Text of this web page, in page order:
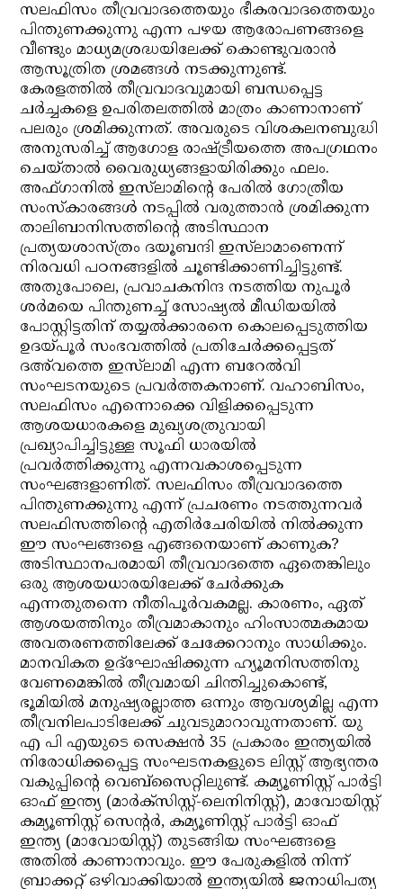
സലഫിസം തീവ്രവാദത്തെയും ഭീകരവാദത്തെയും
പിന്തുണക്കുന്നു എന്ന പഴയ ആരോപണങ്ങളെ
വീണ്ടും മാധ്യമശ്രദ്ധയിലേക്ക് കൊണ്ടുവരാന്‍
ആസൂത്രിത ശ്രമങ്ങള്‍ നടക്കുന്നുണ്ട്.
കേരളത്തില്‍ തീവ്രവാദവുമായി ബന്ധപ്പെട്ട
ചര്‍ച്ചകളെ ഉപരിതലത്തില്‍ മാത്രം കാണാനാണ്
പലരും ശ്രമിക്കുന്നത്. അവരുടെ വിശകലനബുദ്ധി
അനുസരിച്ച് ആഗോള രാഷ്ട്രീയത്തെ അപഗ്രഥനം
ചെയ്താല്‍ വൈരുധ്യങ്ങളായിരിക്കും ഫലം.
അഫ്ഗാനില്‍ ഇസ്‌ലാമിന്റെ പേരില്‍ ഗോത്രീയ
സംസ്‌കാരങ്ങള്‍ നടപ്പില്‍ വരുത്താന്‍ ശ്രമിക്കുന്ന
താലിബാനിസത്തിന്റെ അടിസ്ഥാന
പ്രത്യയശാസ്ത്രം ദയൂബന്ദി ഇസ്‌ലാമാണെന്ന്
നിരവധി പഠനങ്ങളില്‍ ചൂണ്ടിക്കാണിച്ചിട്ടുണ്ട്.
അതുപോലെ, പ്രവാചകനിന്ദ നടത്തിയ നുപൂര്‍
ശര്‍മയെ പിന്തുണച്ച് സോഷ്യല്‍ മീഡിയയില്‍
പോസ്റ്റിട്ടതിന് തയ്യല്‍ക്കാരനെ കൊലപ്പെടുത്തിയ
ഉദയ്പൂര്‍ സംഭവത്തില്‍ പ്രതിചേര്‍ക്കപ്പെട്ടത്
ദഅ്‌വത്തെ ഇസ്‌ലാമി എന്ന ബറേല്‍വി
സംഘടനയുടെ പ്രവര്‍ത്തകനാണ്. വഹാബിസം,
സലഫിസം എന്നൊക്കെ വിളിക്കപ്പെടുന്ന
ആശയധാരകളെ മുഖ്യശത്രുവായി
പ്രഖ്യാപിച്ചിട്ടുള്ള സൂഫി ധാരയില്‍
പ്രവര്‍ത്തിക്കുന്നു എന്നവകാശപ്പെടുന്ന
സംഘങ്ങളാണിത്. സലഫിസം തീവ്രവാദത്തെ
പിന്തുണക്കുന്നു എന്ന് പ്രചരണം നടത്തുന്നവര്‍
സലഫിസത്തിന്റെ എതിര്‍ചേരിയില്‍ നില്‍ക്കുന്ന
ഈ സംഘങ്ങളെ എങ്ങനെയാണ് കാണുക?
അടിസ്ഥാനപരമായി തീവ്രവാദത്തെ ഏതെങ്കിലും
ഒരു ആശയധാരയിലേക്ക് ചേര്‍ക്കുക
എന്നതുതന്നെ നീതിപൂര്‍വകമല്ല. കാരണം, ഏത്
ആശയത്തിനും തീവ്രമാകാനും ഹിംസാത്മകമായ
അവതരണത്തിലേക്ക് ചേക്കേറാനും സാധിക്കും.
മാനവികത ഉദ്‌ഘോഷിക്കുന്ന ഹ്യൂമനിസത്തിനു
വേണമെങ്കില്‍ തീവ്രമായി ചിന്തിച്ചുകൊണ്ട്,
ഭൂമിയില്‍ മനുഷ്യരല്ലാത്ത ഒന്നും ആവശ്യമില്ല എന്ന
തീവ്രനിലപാടിലേക്ക് ചുവടുമാറാവുന്നതാണ്. യു
എ പി എയുടെ സെക്ഷന്‍ 35 പ്രകാരം ഇന്ത്യയില്‍
നിരോധിക്കപ്പെട്ട സംഘടനകളുടെ ലിസ്റ്റ് ആഭ്യന്തര
വകുപ്പിന്റെ വെബ്‌സൈറ്റിലുണ്ട്. കമ്യൂണിസ്റ്റ് പാര്‍ട്ടി
ഓഫ് ഇന്ത്യ (മാര്‍ക്‌സിസ്റ്റ്-ലെനിനിസ്റ്റ്), മാവോയിസ്റ്റ്
കമ്യൂണിസ്റ്റ് സെന്റര്‍, കമ്യൂണിസ്റ്റ് പാര്‍ട്ടി ഓഫ്
ഇന്ത്യ (മാവോയിസ്റ്റ്) തുടങ്ങിയ സംഘങ്ങളെ
അതില്‍ കാണാനാവും. ഈ പേരുകളില്‍ നിന്ന്
ബ്രാക്കറ്റ് ഒഴിവാക്കിയാല്‍ ഇന്ത്യയില്‍ ജനാധിപത്യ